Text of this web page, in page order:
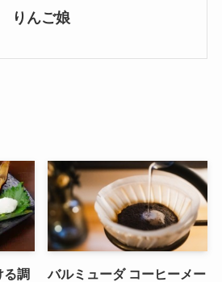
りんご娘
る調
バルミューダ コーヒーメー